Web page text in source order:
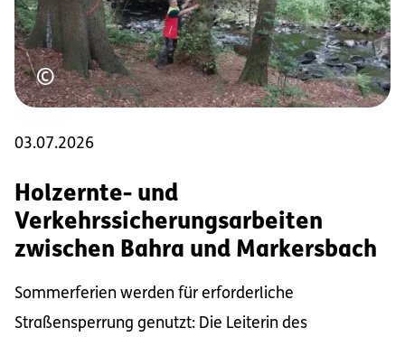
©Urheberrecht
03.07.2026
Holzernte- und
Verkehrssicherungsarbeiten
zwischen Bahra und Markersbach
Sommerferien werden für erforderliche
Straßensperrung genutzt: Die Leiterin des